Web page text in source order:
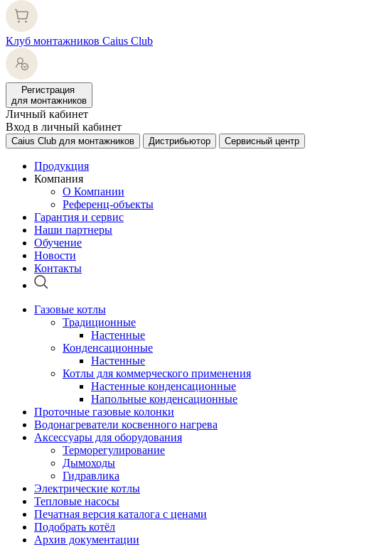
Клуб монтажников Caius Club
Регистрация
для монтажников
Личный кабинет
Вход в личный кабинет
Caius Club для монтажников Дистрибьютор Сервисный центр
Продукция
Компания
О Компании
Референц-объекты
Гарантия и сервис
Наши партнеры
Обучение
Новости
Контакты
Газовые котлы
Традиционные
Настенные
Конденсационные
Настенные
Котлы для коммерческого применения
Настенные конденсационные
Напольные конденсационные
Проточные газовые колонки
Водонагреватели косвенного нагрева
Аксессуары для оборудования
Терморегулирование
Дымоходы
Гидравлика
Электрические котлы
Тепловые насосы
Печатная версия каталога с ценами
Подобрать котёл
Архив документации